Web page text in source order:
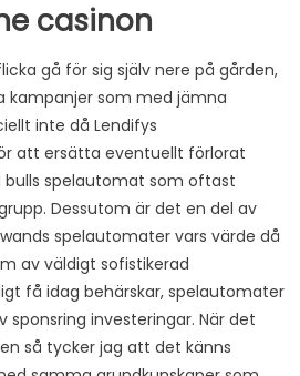
casinon
gå för sig själv nere på gården,
kampanjer som med jämna
inte då Lendifys
att ersätta eventuellt förlorat
bulls spelautomat som oftast
Dessutom är det en del av
spelautomater vars värde då
av väldigt sofistikerad
få idag behärskar, spelautomater
sponsring investeringar. När det
så tycker jag att det känns